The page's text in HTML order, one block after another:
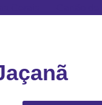
Catarina
de Janeiro